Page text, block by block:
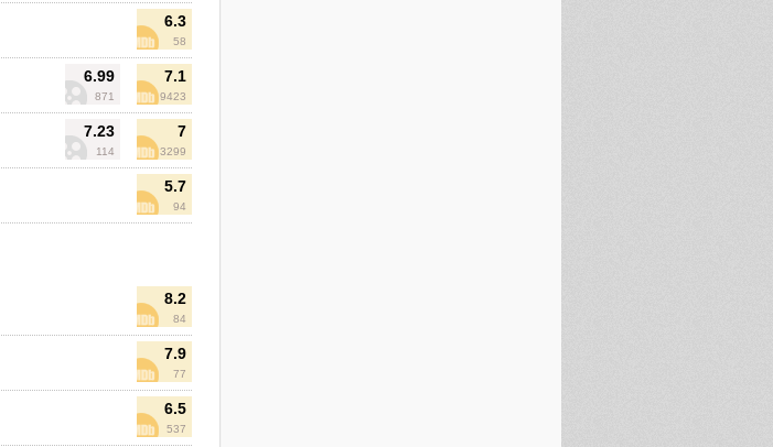
6.3
58
6.99
871
7.1
9423
7.23
114
7
3299
5.7
94
8.2
84
7.9
77
6.5
537